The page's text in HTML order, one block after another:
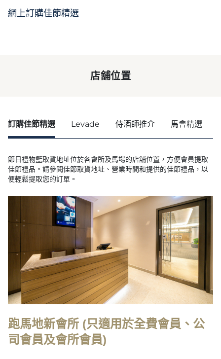
網上訂購佳節精選
店舖位置
訂購佳節精選 Levade 侍酒師推介 馬會精選
節日禮物籃取貨地址位於各會所及馬場的店舖位置，方便會員提取
佳節禮品。請參閱佳節取貨地址、營業時間和提供的佳節禮品，以
便輕鬆提取您的訂單。
跑馬地新會所 (只適用於全費會員、公
司會員及會所會員)